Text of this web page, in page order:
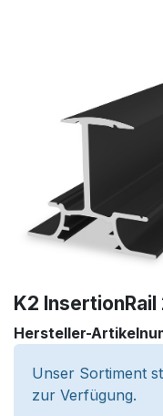
K2
Hersteller-
Unser Sortiment
zur Verfügung.